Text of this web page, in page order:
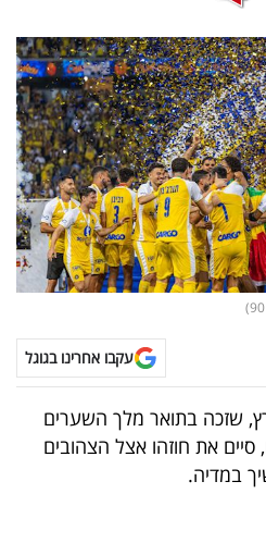
עקבו אחרינו בגוגל
שזכה בתואר מלך השערים
19 כיבושים, סיים את חוזהו אצל הצהובים
במדיה.